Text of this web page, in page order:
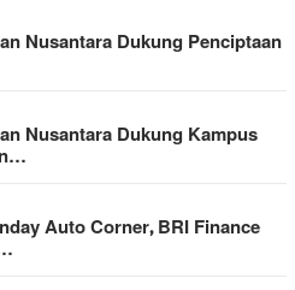
Nusantara Dukung Penciptaan
Nusantara Dukung Kampus
Auto Corner, BRI Finance